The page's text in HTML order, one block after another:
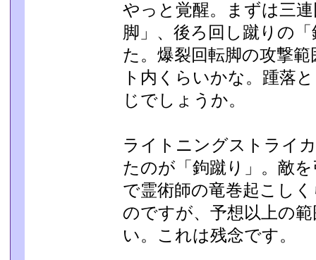
やっと覚醒。まずは三
脚」、後ろ回し蹴りの
た。爆裂回転脚の攻撃
ト内くらいかな。踵落
じでしょうか。
ライトニングストライ
たのが「鉤蹴り」。敵
で霊術師の竜巻起こし
のですが、予想以上の
い。これは残念です。